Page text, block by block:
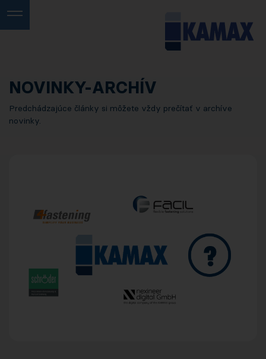
NOVINKY-ARCHÍV
Predchádzajúce články si môžete vždy prečítať v archíve
novinky.